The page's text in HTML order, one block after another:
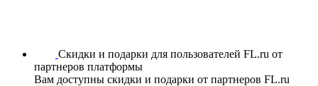
Скидки и подарки для пользователей FL.ru от
партнеров платформы
Вам доступны скидки и подарки от партнеров FL.ru